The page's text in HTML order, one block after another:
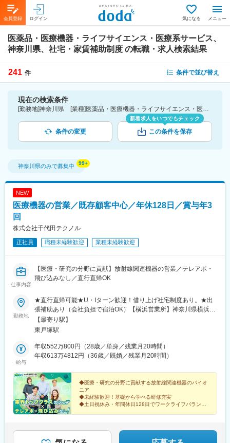
会員登録 ログイン 気になる メニュー
医薬品・医療機器・ライフサイエンス・医療系サービス、
神奈川県、社宅・家賃補助制度 の転職・求人検索結果
241 件 条件で並び替え
現在の検索条件
[勤務地]神奈川県 [業種]医薬品・医療機器・ライフサイエンス・医療系サービス [詳細条件](待遇・福利厚生)社宅・家賃補助制度
条件の変更
新着求人をいつでもチェック
この条件を保存
神奈川県のみで募集中
NEW
医療機器の営業／既存顧客中心／年休128日／賞与年3
回
株式会社千代田テクノル
正社員 職種未経験歓迎 業種未経験歓迎
仕事内容
【医療・研究の分野に貢献】放射線関連機器の営業／テレアポ・
飛び込みなし／直行直帰OK
勤務地
★直行直帰可能★U・Iターン歓迎！借り上げ社宅制度あり。★出
張補助あり（会社負担で宿泊OK）【横浜営業所】神奈川県横浜市
戸塚区品濃町549-2＜アクセス＞・JR「東戸塚駅」より徒歩2分※
受動喫煙対策：屋内全面禁煙（オフィス内禁煙）
【最寄り駅】
東戸塚駅
給与
年収552万800円（28歳／単身／残業月20時間）
年収613万4812円（36歳／既婚／残業月20時間）
◆医療・研究の分野に貢献する放射線関連機器のパイオ
ニア
◆未経験歓迎！基礎から学べる研修充実
◆土日祝休み・年間休日128日でワークライフバランス